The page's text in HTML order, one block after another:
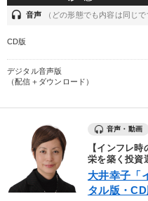
headset 音声 （どの形態でも内容は同じで
CD版
デジタル音声版
（配信＋ダウンロード）
音声・動画
【インフレ
栄を築く投資
大井幸子「
タル版・CD